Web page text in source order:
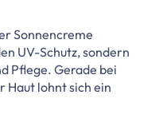
Sonnencreme
UV-Schutz, sondern
Pflege. Gerade bei
lohnt sich ein